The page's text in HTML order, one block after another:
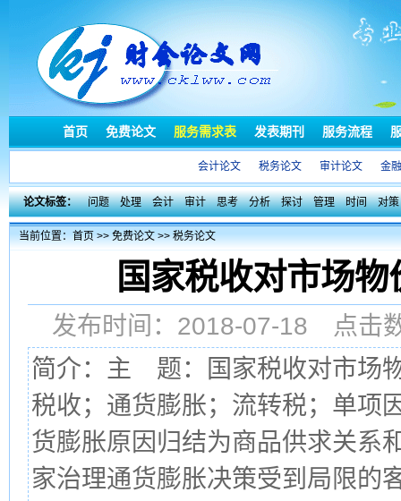
首页 免费论文 服务需求表 发表期刊 服务流程
会计论文 税务论文 审计论文 金
论文标签： 问题 处理 会计 审计 思考 分析 探讨 管理 时间 对策
当前位置：首页>>免费论文>>税务论文
国家税收对市场
发布时间：2018-07-18 点
简介：主 题：国家税收对市场
税收；通货膨胀；流转税；单
货膨胀原因归结为商品供求关系
家治理通货膨胀决策受到局限的